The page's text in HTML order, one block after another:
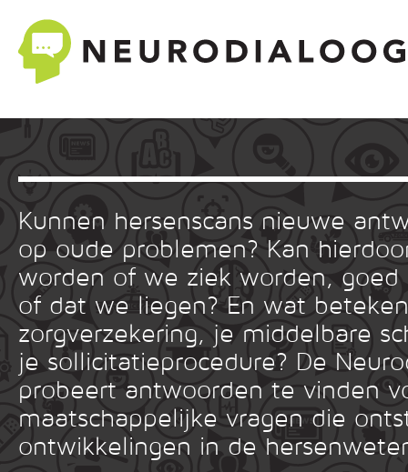
Kunnen hersenscans nieuwe
op oude problemen? Kan
worden of we ziek worden, goed
of dat we liegen? En wat
zorgverzekering, je middelbare
je sollicitatieprocedure? De
probeert antwoorden te vinden
maatschappelijke vragen die
ontwikkelingen in de